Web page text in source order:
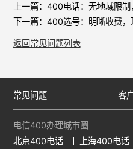
上一篇： 400电话：无地域限制
下一篇： 400选号：明晰收费，
返回常见问题列表
常见问题 客
电信400办理城市圈
北京400电话
上海400电话